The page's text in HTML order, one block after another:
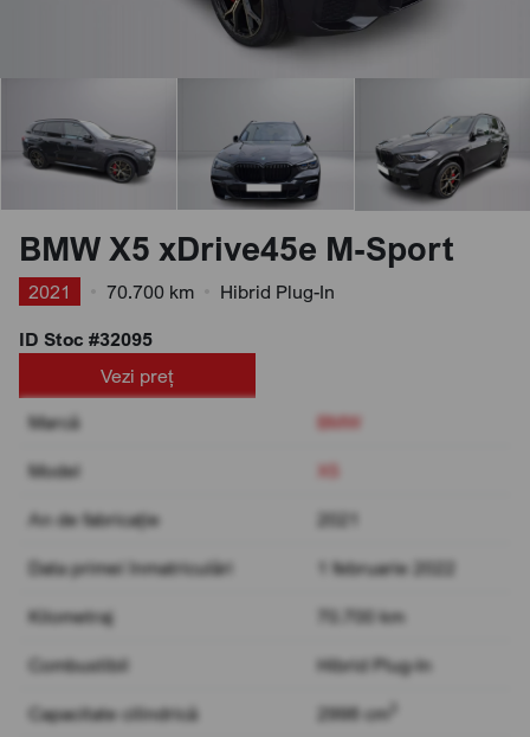
BMW X5 xDrive45e M-Sport
2021 70.700 km
Hibrid Plug-In
ID Stoc #32095
Vezi preț
Marcă
BMW
Model X5
An de fabricație 2021
Data primei înmatriculări 1 februarie 2022
Kilometraj 70.700 km
Combustibil Hibrid Plug-In
Capacitate cilindrică 2998 cm